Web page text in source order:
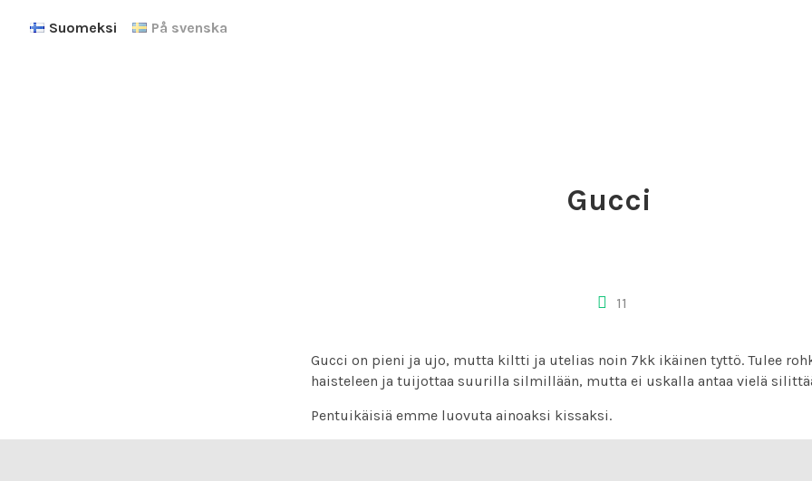
Suomeksi På svenska
Gucci
11
Gucci on pieni ja ujo, mutta kiltti ja utelias noin 7kk ikäinen tyttö. Tulee
haisteleen ja tuijottaa suurilla silmillään, mutta ei uskalla antaa vielä
Pentuikäisiä emme luovuta ainoaksi kissaksi.